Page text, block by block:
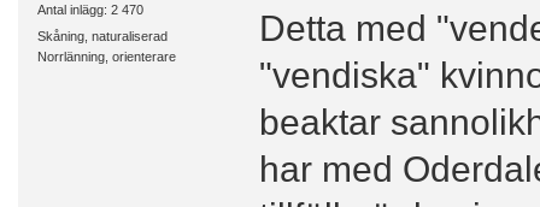
Antal inlägg: 2 470
Skåning, naturaliserad
Norrlänning, orienterare
Detta med
"vendiska"
beaktar
har med